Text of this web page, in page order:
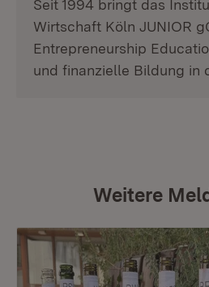
Seit 1994 bringt das
Wirtschaft Köln JUNIOR
Entrepreneurship
und finanzielle Bildung in
Weitere